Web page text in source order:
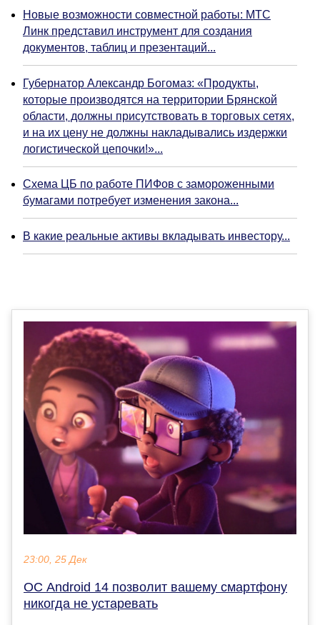
Новые возможности совместной работы: МТС
Линк представил инструмент для создания
документов, таблиц и презентаций...
Губернатор Александр Богомаз: «Продукты,
которые производятся на территории Брянской
области, должны присутствовать в торговых сетях,
и на их цену не должны накладывались издержки
логистической цепочки!»...
Схема ЦБ по работе ПИФов с замороженными
бумагами потребует изменения закона...
В какие реальные активы вкладывать инвестору...
23:00, 25 Дек
ОС Android 14 позволит вашему смартфону
никогда не устаревать